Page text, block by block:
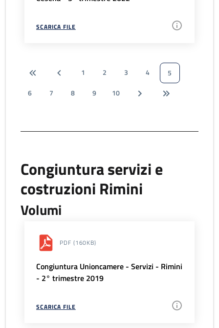
SCARICA FILE
1 2 3 4
5
6
7 8 9 10
Congiuntura servizi e
costruzioni Rimini
Volumi
PDF (160KB)
Congiuntura Unioncamere - Servizi - Rimini
- 2° trimestre 2019
SCARICA FILE